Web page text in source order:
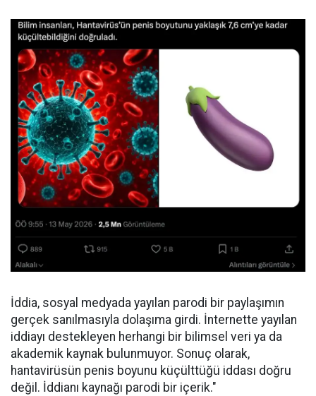
İddia, sosyal medyada yayılan parodi bir paylaşımın
gerçek sanılmasıyla dolaşıma girdi. İnternette yayılan
iddiayı destekleyen herhangi bir bilimsel veri ya da
akademik kaynak bulunmuyor. Sonuç olarak,
hantavirüsün penis boyunu küçülttüğü iddası doğru
değil. İddianı kaynağı parodi bir içerik."